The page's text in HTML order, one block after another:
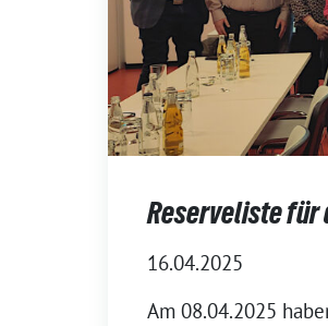
Reserveliste für
16.04.2025
Am 08.04.2025